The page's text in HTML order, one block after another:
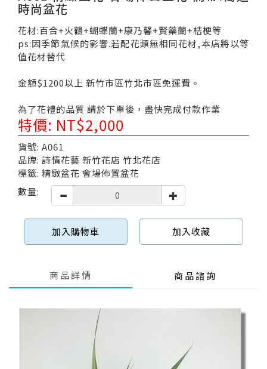
時尚盆花
花材:百合+火鶴+蝴蝶蘭+康乃馨+賢藥蘭+桔梗等
ps:因季節氣候的影響.若配花類無相同花材,本店將以等
值花材替代
金額$1200以上 新竹市區竹北市區免運費。
為了花禮的品質 請於下單後，盡快完成付款作業
特價: NT$2,000
貨號: A061
品牌: 詩情花藝 新竹花店 竹北花店
標籤: 精緻盆花 會場佈置盆花
數量:
加入購物車 加入收藏
商品詳情 商品諮詢